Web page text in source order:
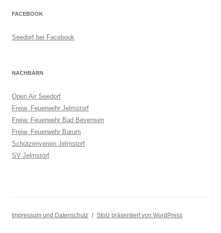
FACEBOOK
Seedorf bei Facebook
NACHBARN
Open Air Seedorf
Freiw. Feuerwehr Jelmstorf
Freiw. Feuerwehr Bad Bevensen
Freiw. Feuerwehr Barum
Schützenverein Jelmstorf
SV Jelmstorf
Impressum und Datenschutz Stolz präsentiert von WordPress